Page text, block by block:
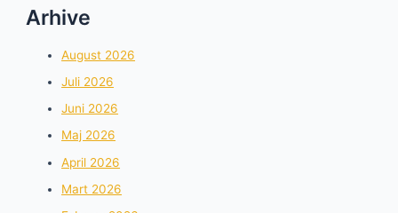
Arhive
August 2026
Juli 2026
Juni 2026
Maj 2026
April 2026
Mart 2026